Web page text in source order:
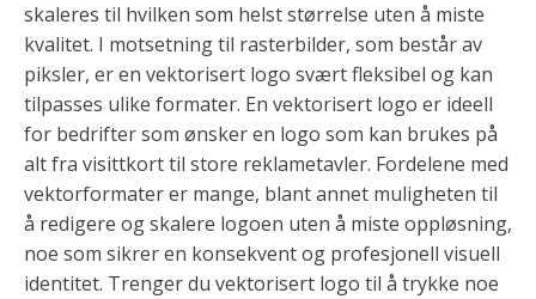
skaleres til hvilken som helst størrelse uten å miste
kvalitet. I motsetning til rasterbilder, som består av
piksler, er en vektorisert logo svært fleksibel og kan
tilpasses ulike formater. En vektorisert logo er ideell
for bedrifter som ønsker en logo som kan brukes på
alt fra visittkort til store reklametavler. Fordelene med
vektorformater er mange, blant annet muligheten til
å redigere og skalere logoen uten å miste oppløsning,
noe som sikrer en konsekvent og profesjonell visuell
identitet. Trenger du vektorisert logo til å trykke noe